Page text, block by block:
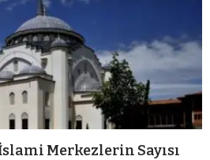
Merkezlerin Sayısı